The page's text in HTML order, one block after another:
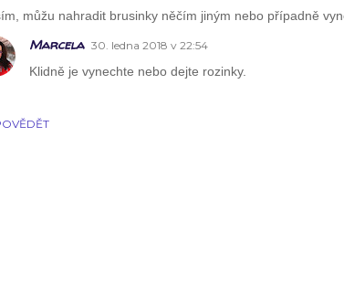
můžu nahradit brusinky něčím jiným nebo případně
Marcela 30. ledna 2018 v 22:54
Klidně je vynechte nebo dejte rozinky.